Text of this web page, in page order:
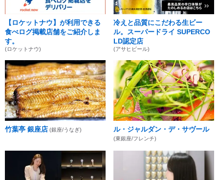
【ロケットナウ】が利用できる
食べログ掲載店舗をご紹介しま
す。
(ロケットナウ)
冷えと品質にこだわる生ビー
ル。スーパードライ SUPERCO
LD認定店
(アサヒビール)
竹葉亭 銀座店 (銀座/うなぎ) ル・ジャルダン・デ・サヴール
(東銀座/フレンチ)